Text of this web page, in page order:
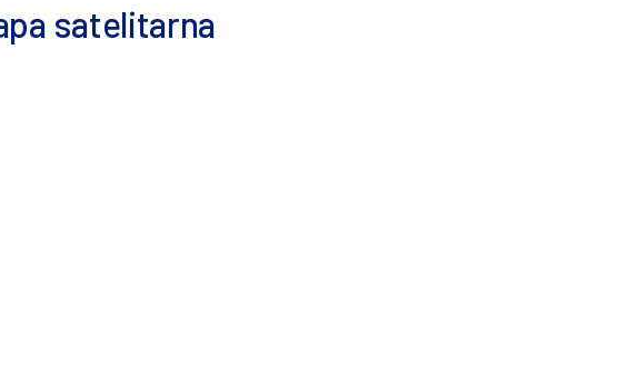
satelitarna